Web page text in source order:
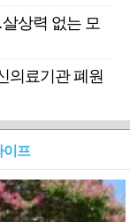
상력 없는 모
의료기관 폐원
이프